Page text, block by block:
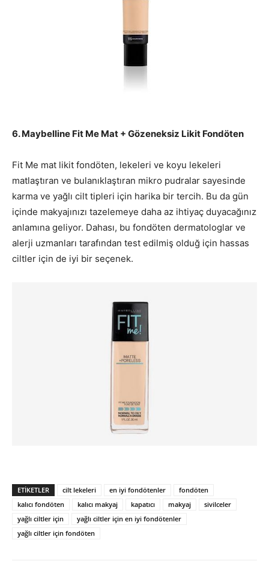
6. Maybelline Fit Me Mat + Gözeneksiz Likit Fondöten
Fit Me mat likit fondöten, lekeleri ve koyu lekeleri
matlaştıran ve bulanıklaştıran mikro pudralar sayesinde
karma ve yağlı cilt tipleri için harika bir tercih. Bu da gün
içinde makyajınızı tazelemeye daha az ihtiyaç duyacağınız
anlamına geliyor. Dahası, bu fondöten dermatologlar ve
alerji uzmanları tarafından test edilmiş olduğ için hassas
ciltler için de iyi bir seçenek.
ETIKETLER cilt lekeleri en iyi fondötenler
fondöten
kalıcı fondöten
kalıcı makyaj kapatıcı makyaj
sivilceler
yağlı ciltler için
yağlı ciltler için en iyi fondötenler
yağlı ciltler için fondöten